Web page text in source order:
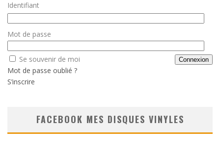
Identifiant
Mot de passe
Se souvenir de moi
Mot de passe oublié ?
S’inscrire
FACEBOOK MES DISQUES VINYLES